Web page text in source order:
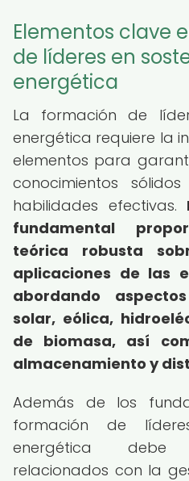
Elementos clave
de líderes en
energética
La formación de
energética requiere la
elementos para
conocimientos
habilidades efectivas.
fundamental
teórica robusta
aplicaciones de las
abordando
solar, eólica,
de biomasa, así
almacenamiento y
Además de los
formación de
energética debe
relacionados con la